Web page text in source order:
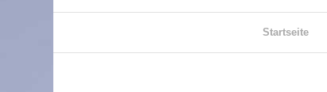
Startseite